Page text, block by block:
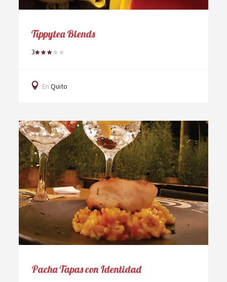
Tippytea Blends
3
En Quito
Pacha Tapas con Identidad